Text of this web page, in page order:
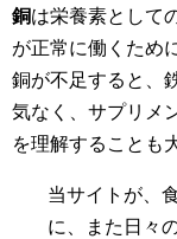
銅は栄養素として
が正常に働くため
銅が不足すると、
気なく、サプリメ
を理解することも
当サイトが、
に、また日々